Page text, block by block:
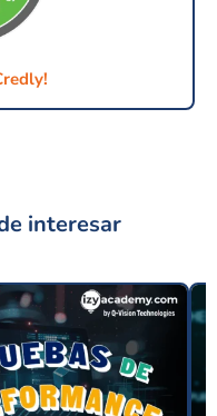
interesar